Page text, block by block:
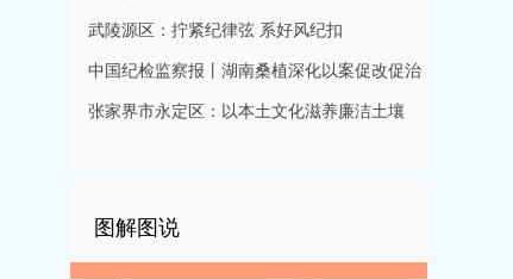
示教育会召开
武陵源区：拧紧纪律弦 系好风纪扣
中国纪检监察报丨湖南桑植深化以案促改促治
规范特色产业发展秩序
张家界市永定区：以本土文化滋养廉洁土壤
图解图说